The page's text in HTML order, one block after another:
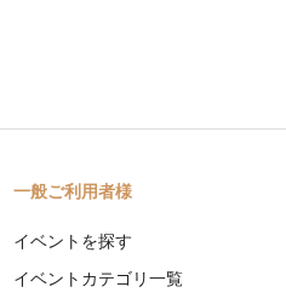
一般ご利用者様
イベントを探す
イベントカテゴリ一覧